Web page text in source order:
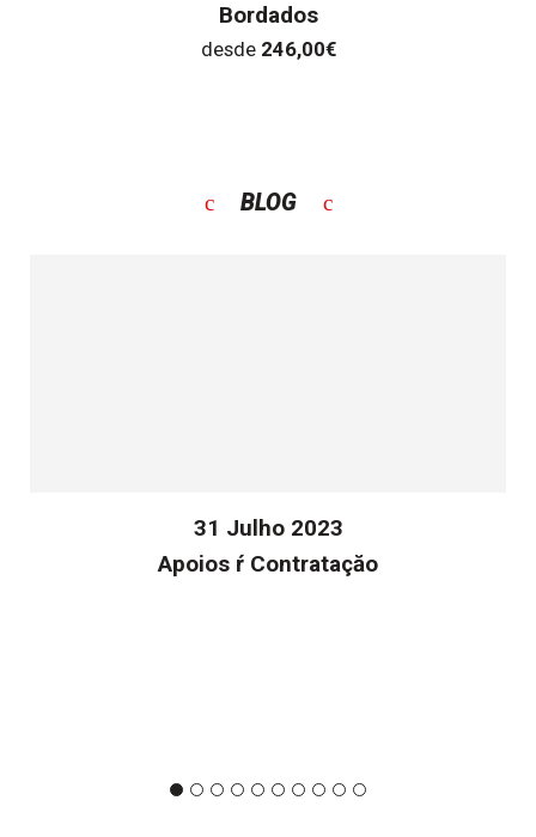
Bordados
desde 246,00€
BLOG
31 Julho 2023
Apoios ŕ Contrataçăo